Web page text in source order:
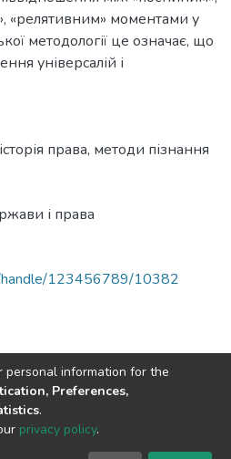
«релятивним» моментами у
методології це означає, що
універсалій і
історія права, методи пізнання
і права
handle/123456789/10382
© 2009-2026
personal information for the
Preferences,
.
privacy policy.